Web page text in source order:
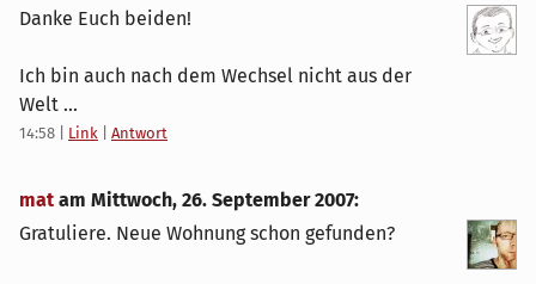
Danke Euch beiden!
Ich bin auch nach dem Wechsel nicht aus der
Welt ...
14:58 Link Antwort
mat am Mittwoch, 26. September 2007:
Gratuliere. Neue Wohnung schon gefunden?